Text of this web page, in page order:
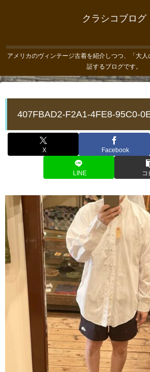
クラシコブログ
アメリカのヴィンテージ古着を紹介しつつ、「大
証するブログです。
407FBAD2-F2A1-4FE8-95C0-
X Facebook
LINE コ